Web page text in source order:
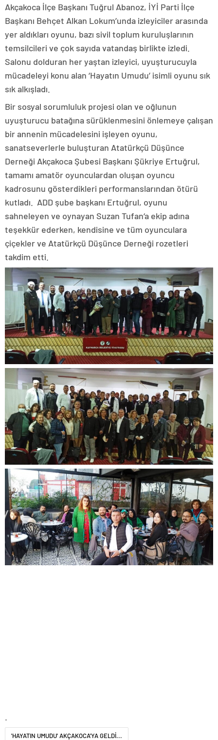
Akçakoca İlçe Başkanı Tuğrul Abanoz, İYİ Parti İlçe
Başkanı Behçet Alkan Lokum’unda izleyiciler arasında
yer aldıkları oyunu, bazı sivil toplum kuruluşlarının
temsilcileri ve çok sayıda vatandaş birlikte izledi.
Salonu dolduran her yaştan izleyici, uyuşturucuyla
mücadeleyi konu alan ‘Hayatın Umudu’ isimli oyunu sık
sık alkışladı.
Bir sosyal sorumluluk projesi olan ve oğlunun
uyuşturucu batağına sürüklenmesini önlemeye çalışan
bir annenin mücadelesini işleyen oyunu,
sanatseverlerle buluşturan Atatürkçü Düşünce
Derneği Akçakoca Şubesi Başkanı Şükriye Ertuğrul,
tamamı amatör oyunculardan oluşan oyuncu
kadrosunu gösterdikleri performanslarından ötürü
kutladı. ADD şube başkanı Ertuğrul, oyunu
sahneleyen ve oynayan Suzan Tufan‘a ekip adına
teşekkür ederken, kendisine ve tüm oyunculara
çiçekler ve Atatürkçü Düşünce Derneği rozetleri
takdim etti.
'HAYATIN UMUDU' AKÇAKOCA'YA GELDİ...